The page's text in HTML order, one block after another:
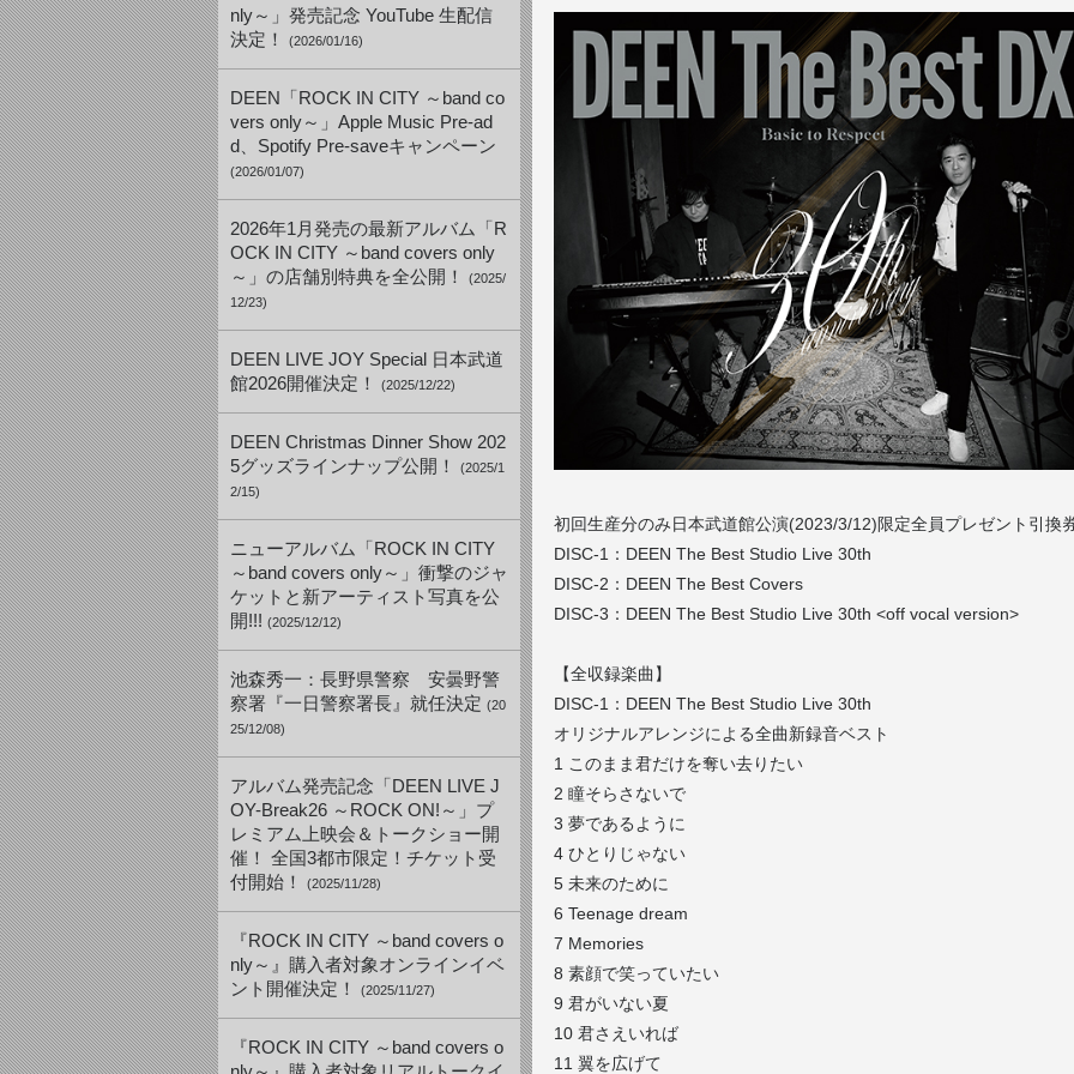
nly～」発売記念 YouTube 生配信
決定！
(2026/01/16)
DEEN「ROCK IN CITY ～band co
vers only～」Apple Music Pre-ad
d、Spotify Pre-saveキャンペーン
(2026/01/07)
2026年1月発売の最新アルバム「R
OCK IN CITY ～band covers only
～」の店舗別特典を全公開！
(2025/
12/23)
DEEN LIVE JOY Special 日本武道
館2026開催決定！
(2025/12/22)
DEEN Christmas Dinner Show 202
5グッズラインナップ公開！
(2025/1
2/15)
ニューアルバム「ROCK IN CITY
～band covers only～」衝撃のジャ
ケットと新アーティスト写真を公
開!!! (2025/12/12)
池森秀一：長野県警察 安曇野警
察署『一日警察署長』就任決定 (20
25/12/08)
アルバム発売記念「DEEN LIVE J
OY-Break26 ～ROCK ON!～」プ
レミアム上映会＆トークショー開
催！ 全国3都市限定！チケット受
付開始！
(2025/11/28)
『ROCK IN CITY ～band covers o
nly～』購入者対象オンラインイベ
ント開催決定！
(2025/11/27)
『ROCK IN CITY ～band covers o
初回生産分のみ日本武道館公演(2023/3/12)限定全員プレゼント引換
DISC-1：DEEN The Best Studio Live 30th
DISC-2：DEEN The Best Covers
DISC-3：DEEN The Best Studio Live 30th <off vocal version>
【全収録楽曲】
DISC-1：DEEN The Best Studio Live 30th
オリジナルアレンジによる全曲新録音ベスト
1 このまま君だけを奪い去りたい
2 瞳そらさないで
3 夢であるように
4 ひとりじゃない
5 未来のために
6 Teenage dream
7 Memories
8 素顔で笑っていたい
9 君がいない夏
10 君さえいれば
11 翼を広げて